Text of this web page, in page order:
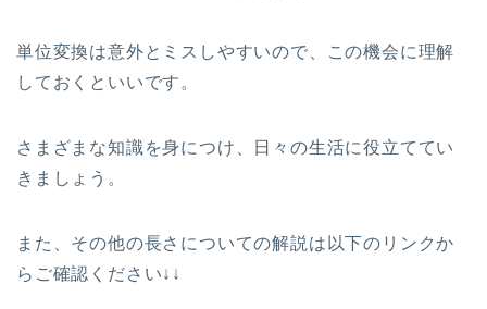
単位変換は意外とミスしやすいので、この機会に理解
しておくといいです。
さまざまな知識を身につけ、日々の生活に役立ててい
きましょう。
また、その他の長さについての解説は以下のリンクか
らご確認ください↓↓